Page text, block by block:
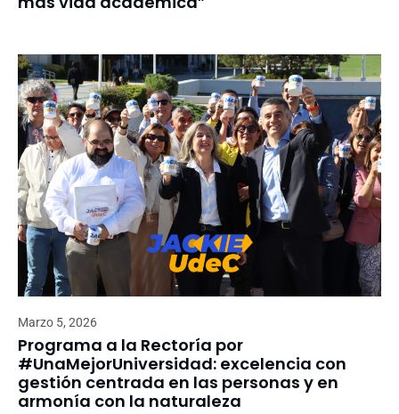
Marzo 5, 2026
Programa a la Rectoría por
#UnaMejorUniversidad: excelencia con
gestión centrada en las personas y en
armonía con la naturaleza